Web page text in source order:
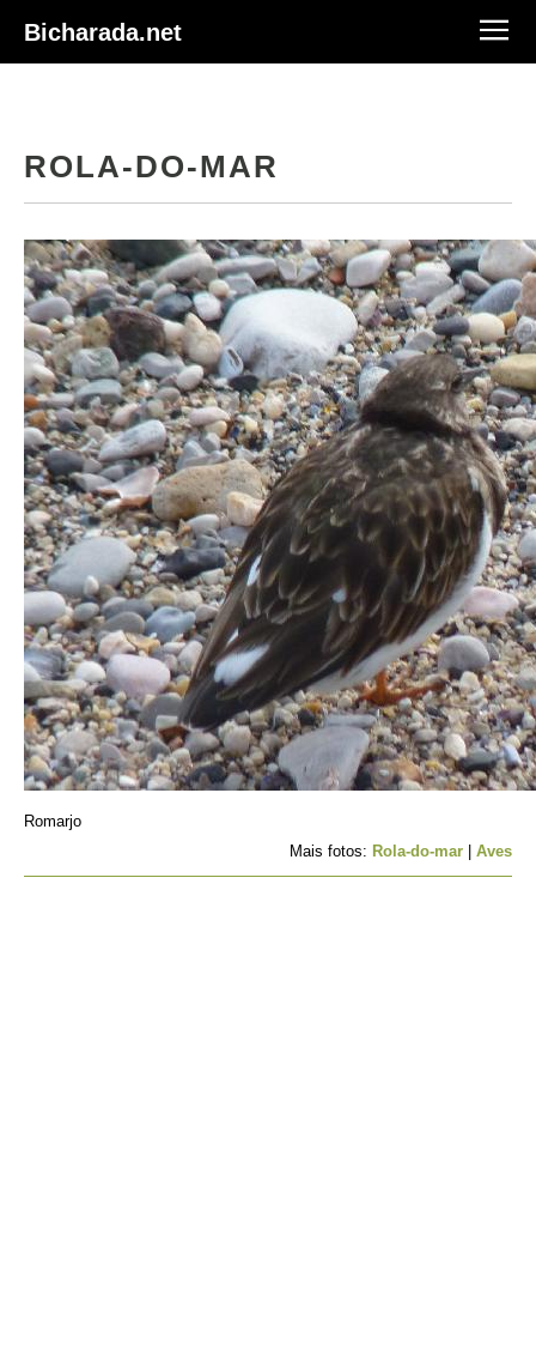
Bicharada.net
ROLA-DO-MAR
Romarjo
Mais fotos: Rola-do-mar Aves